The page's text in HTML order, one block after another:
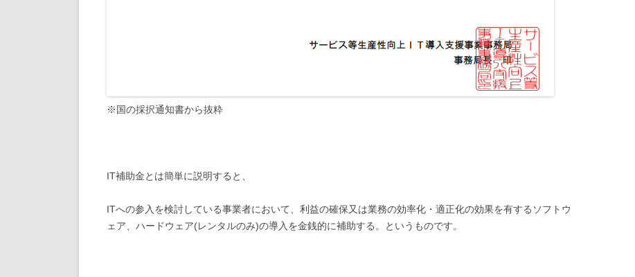
※国の採択通知書から抜粋
IT補助金とは簡単に説明すると、
ITへの参入を検討している事業者において、利益の確保又は業務の効率化・適正化の効果を有するソフトウ
ェア、ハードウェア(レンタルのみ)の導入を金銭的に補助する。というものです。